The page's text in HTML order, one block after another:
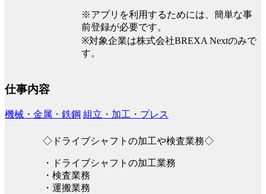
※アプリを利用するためには、簡単な事
前登録が必要です。
※対象企業は株式会社BREXA Nextのみで
す。
仕事内容
機械・金属・鉄鋼 組立・加工・プレス
◇ドライブシャフトの加工や検査業務◇
・ドライブシャフトの加工業務
・検査業務
・運搬業務